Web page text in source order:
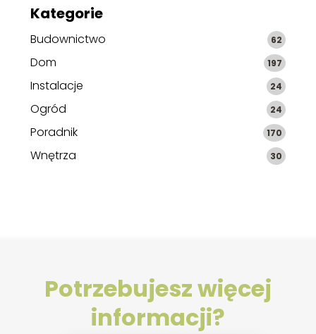
Kategorie
Budownictwo 62
Dom 197
Instalacje 24
Ogród 24
Poradnik 170
Wnętrza 30
Potrzebujesz więcej
informacji?